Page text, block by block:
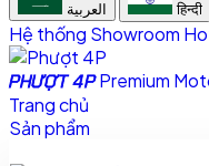
العربية हिन्दी
Hệ thống Showroom
PHƯỢT 4PPremium
Trang chủ
Sản phẩm